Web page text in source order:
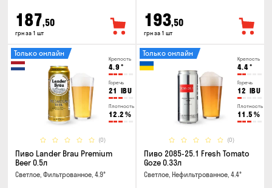
187,50
грн за 1 шт
193,50
грн за 1 шт
Крепость
4.9 °
Горечь
21 IBU
Плотность
12.2 %
(0)
Только онлайн
Пиво Lander Brau Premium
Beer 0.5л
Светлое, Фильтрованное, 4.9°
Крепость
4.4°
Горечь
12 IBU
Плотность
11.5 %
(0)
Только онлайн
Пиво 2085-25.1 Fresh Tomato
Goze 0.33л
Светлое, Нефильтрованное, 4.4°